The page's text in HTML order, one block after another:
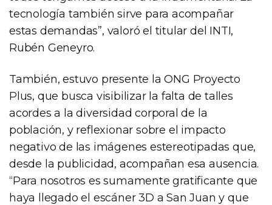
tecnología también sirve para acompañar
estas demandas”, valoró el titular del INTI,
Rubén Geneyro.
También, estuvo presente la ONG Proyecto
Plus, que busca visibilizar la falta de talles
acordes a la diversidad corporal de la
población, y reflexionar sobre el impacto
negativo de las imágenes estereotipadas que,
desde la publicidad, acompañan esa ausencia.
“Para nosotros es sumamente gratificante que
haya llegado el escáner 3D a San Juan y que